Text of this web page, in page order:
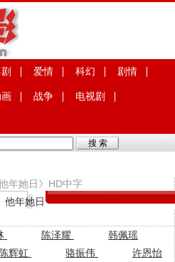
爱情 科幻 剧情
战争 电视剧
年她日》HD中字
陈泽耀
韩佩瑶
陈辉虹 骆振伟
许恩怡